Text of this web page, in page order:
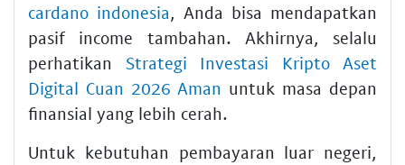
cardano indonesia, Anda bisa mendapatkan
pasif income tambahan. Akhirnya, selalu
perhatikan Strategi Investasi Kripto Aset
Digital Cuan 2026 Aman untuk masa depan
finansial yang lebih cerah.
Untuk kebutuhan pembayaran luar negeri,